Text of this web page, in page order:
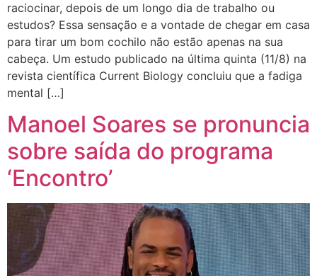
raciocinar, depois de um longo dia de trabalho ou
estudos? Essa sensação e a vontade de chegar em casa
para tirar um bom cochilo não estão apenas na sua
cabeça. Um estudo publicado na última quinta (11/8) na
revista científica Current Biology concluiu que a fadiga
mental […]
Manoel Soares se pronuncia
sobre saída do programa
‘Encontro’